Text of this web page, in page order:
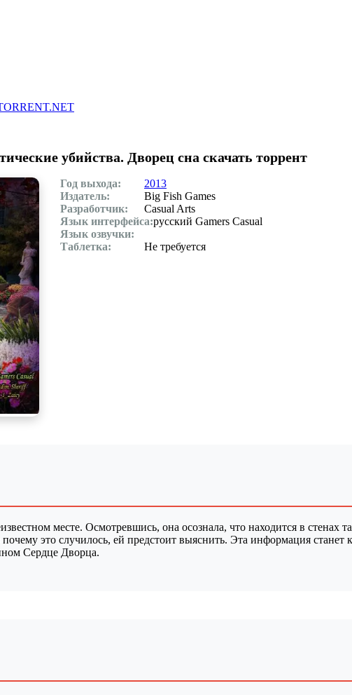
убийства. Дворец сна скачать торрент
Год выхода:
2013
Издатель:
Big Fish Games
Разработчик:
Сasual Arts
Язык интерфейса:русский Gamers Casual
Язык озвучки:
Таблетка:
Не требуется
месте. Осмотревшись, она осознала, что находится в стенах
это случилось, ей предстоит выяснить. Эта информация станет
Сердце Дворца.